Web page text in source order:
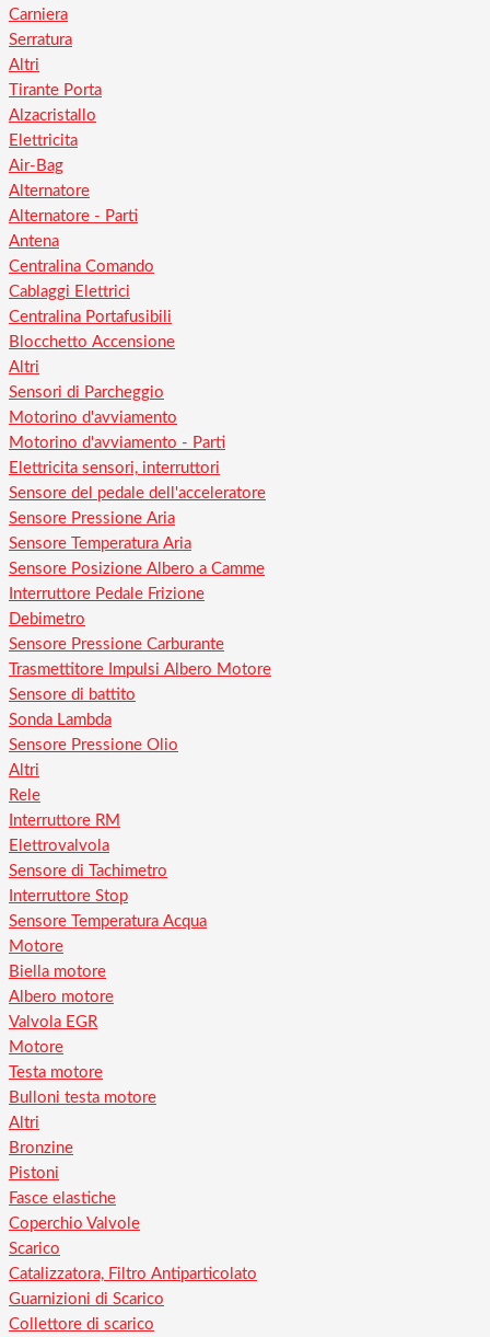
Carniera
Serratura
Altri
Tirante Porta
Alzacristallo
Elettricita
Air-Bag
Alternatore
Alternatore - Parti
Antena
Centralina Comando
Cablaggi Elettrici
Centralina Portafusibili
Blocchetto Accensione
Altri
Sensori di Parcheggio
Motorino d'avviamento
Motorino d'avviamento - Parti
Elettricita sensori, interruttori
Sensore del pedale dell'acceleratore
Sensore Pressione Aria
Sensore Temperatura Aria
Sensore Posizione Albero a Camme
Interruttore Pedale Frizione
Debimetro
Sensore Pressione Carburante
Trasmettitore Impulsi Albero Motore
Sensore di battito
Sonda Lambda
Sensore Pressione Olio
Altri
Rele
Interruttore RM
Elettrovalvola
Sensore di Tachimetro
Interruttore Stop
Sensore Temperatura Acqua
Motore
Biella motore
Albero motore
Valvola EGR
Motore
Testa motore
Bulloni testa motore
Altri
Bronzine
Pistoni
Fasce elastiche
Coperchio Valvole
Scarico
Catalizzatora, Filtro Antiparticolato
Guarnizioni di Scarico
Collettore di scarico